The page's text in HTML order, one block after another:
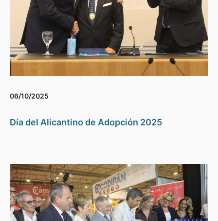
06/10/2025
Día del Alicantino de Adopción 2025